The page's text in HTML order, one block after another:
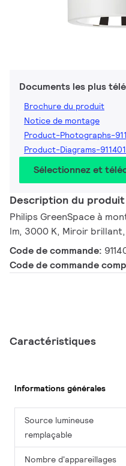
Documents les plus
Brochure du produit
Notice de montage
Product-Photographs-
Product-Diagrams-
Sélectionnez et
Description du produit
Philips GreenSpace à
lm, 3000 K, Miroir
Code de commande:
Code de commande
Caractéristiques
Informations générales
Source lumineuse
remplaçable
Nombre d'appareillages